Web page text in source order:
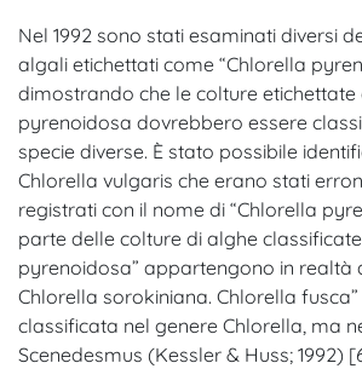
Nel 1992 sono stati esaminati diversi
algali etichettati come “Chlorella
dimostrando che le colture etichettate
pyrenoidosa dovrebbero essere
specie diverse. È stato possibile
Chlorella vulgaris che erano stati
registrati con il nome di “Chlorella
parte delle colture di alghe
pyrenoidosa” appartengono in realtà
Chlorella sorokiniana. Chlorella fusca”
classificata nel genere Chlorella, ma
Scenedesmus (Kessler & Huss; 1992)